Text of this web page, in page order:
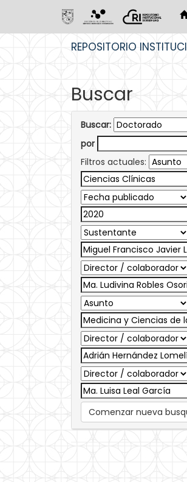
REPOSITORIO
Buscar
Buscar:
por
Filtros actuales:
Comenzar nueva